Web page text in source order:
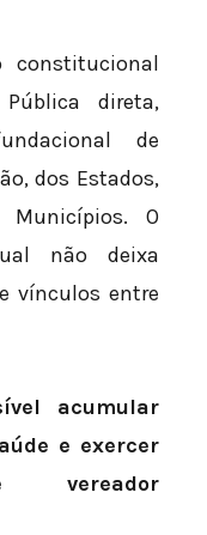
constitucional
direta,
de
dos Estados,
O
não deixa
vínculos entre
acumular
e exercer